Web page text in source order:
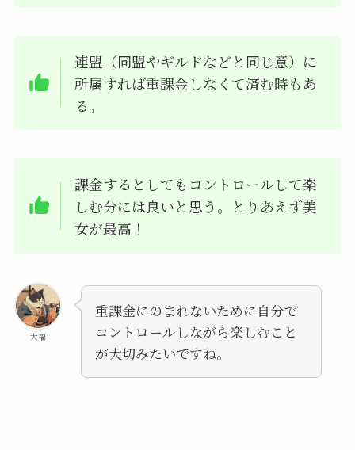
連盟（同盟やギルドなどと同じ意）に
所属すれば重課金しなくて済む時もあ
る。
課金するとしてもコントロールして楽
しむ分には良いと思う。とりあえず美
女が最高！
大福
重課金にのまれないために自分で
コントロールしながら楽しむこと
が大切みたいですね。